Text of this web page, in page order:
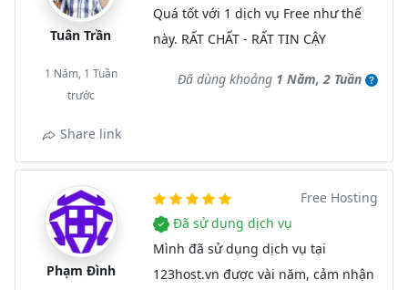
Tuân Trần
1 Năm, 1 Tuần
trước
Share link
Quá tốt với 1 dịch vụ Free như thế
này. RẤT CHẤT - RẤT TIN CẬY
Đã dùng khoảng 1 Năm, 2 Tuần
Phạm Đình
Free Hosting
Đã sử dụng dịch vụ
Mình đã sử dụng dịch vụ tại
123host.vn được vài năm, cảm nhận